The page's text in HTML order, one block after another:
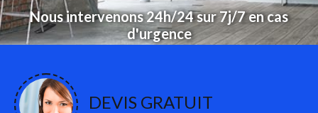
Nous intervenons 24h/24 sur 7j/7 en cas
d'urgence
DEVIS GRATUIT